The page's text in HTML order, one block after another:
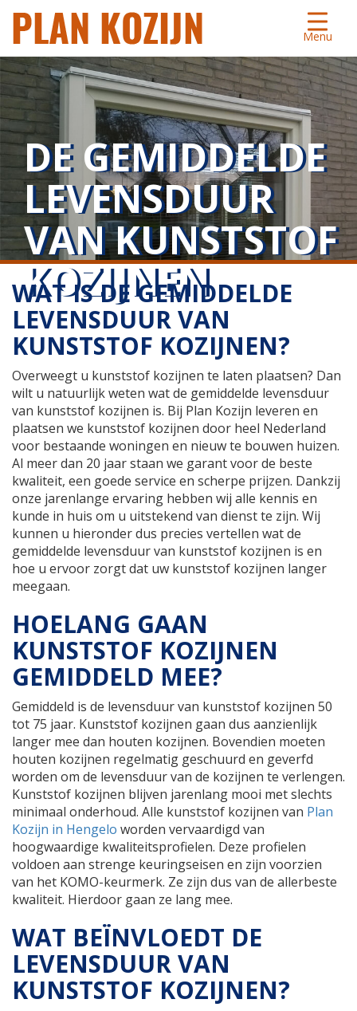
Menu
DE GEMIDDELDE
LEVENSDUUR
VAN KUNSTSTOF
KOZIJNEN
WAT IS DE GEMIDDELDE
LEVENSDUUR VAN
KUNSTSTOF KOZIJNEN?
Overweegt u kunststof kozijnen te laten plaatsen? Dan
wilt u natuurlijk weten wat de gemiddelde levensduur
van kunststof kozijnen is. Bij Plan Kozijn leveren en
plaatsen we kunststof kozijnen door heel Nederland
voor bestaande woningen en nieuw te bouwen huizen.
Al meer dan 20 jaar staan we garant voor de beste
kwaliteit, een goede service en scherpe prijzen. Dankzij
onze jarenlange ervaring hebben wij alle kennis en
kunde in huis om u uitstekend van dienst te zijn. Wij
kunnen u hieronder dus precies vertellen wat de
gemiddelde levensduur van kunststof kozijnen is en
hoe u ervoor zorgt dat uw kunststof kozijnen langer
meegaan.
HOELANG GAAN
KUNSTSTOF KOZIJNEN
GEMIDDELD MEE?
Gemiddeld is de levensduur van kunststof kozijnen 50
tot 75 jaar. Kunststof kozijnen gaan dus aanzienlijk
langer mee dan houten kozijnen. Bovendien moeten
houten kozijnen regelmatig geschuurd en geverfd
worden om de levensduur van de kozijnen te verlengen.
Kunststof kozijnen blijven jarenlang mooi met slechts
minimaal onderhoud. Alle kunststof kozijnen van Plan
Kozijn in Hengelo worden vervaardigd van
hoogwaardige kwaliteitsprofielen. Deze profielen
voldoen aan strenge keuringseisen en zijn voorzien
van het KOMO-keurmerk. Ze zijn dus van de allerbeste
kwaliteit. Hierdoor gaan ze lang mee.
WAT BEÏNVLOEDT DE
LEVENSDUUR VAN
KUNSTSTOF KOZIJNEN?